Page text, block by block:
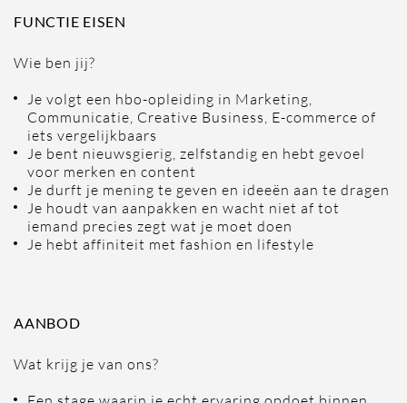
FUNCTIE EISEN
Wie ben jij?
Je volgt een hbo-opleiding in Marketing,
Communicatie, Creative Business, E-commerce of
iets vergelijkbaars
Je bent nieuwsgierig, zelfstandig en hebt gevoel
voor merken en content
Je durft je mening te geven en ideeën aan te dragen
Je houdt van aanpakken en wacht niet af tot
iemand precies zegt wat je moet doen
Je hebt affiniteit met fashion en lifestyle
AANBOD
Wat krijg je van ons?